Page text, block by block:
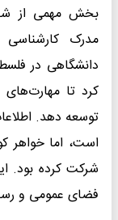
بخش مهمی از
مدرک
دانشگاهی در
کرد تا مهارت‌های
توسعه دهد.
است، اما خواهر
شرکت کرده بود.
فضای عمومی و